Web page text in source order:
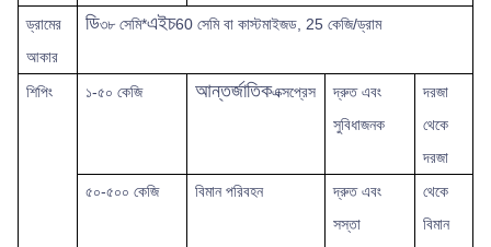
ড্রামের
আকার
ডি৩৮ সেমি*এইচ60 সেমি বা কাস্টমাইজড, 25 কেজি/ড্রাম
শিপিং ১-৫০ কেজি আন্তর্জাতিকএক্সপ্রেস দ্রুত এবং
সুবিধাজনক
দরজা
থেকে
দরজা
৫০-৫০০ কেজি
বিমান পরিবহন
দ্রুত এবং
সস্তা
থেকে
বিমান